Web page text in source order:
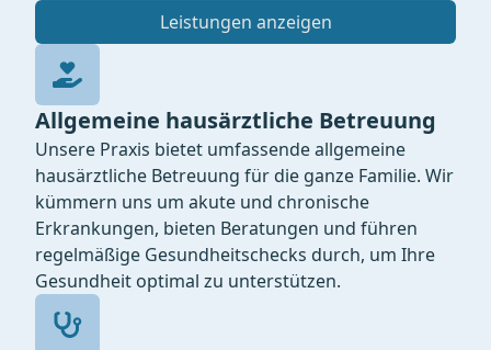
Leistungen anzeigen
Allgemeine hausärztliche Betreuung
Unsere Praxis bietet umfassende allgemeine
hausärztliche Betreuung für die ganze Familie. Wir
kümmern uns um akute und chronische
Erkrankungen, bieten Beratungen und führen
regelmäßige Gesundheitschecks durch, um Ihre
Gesundheit optimal zu unterstützen.